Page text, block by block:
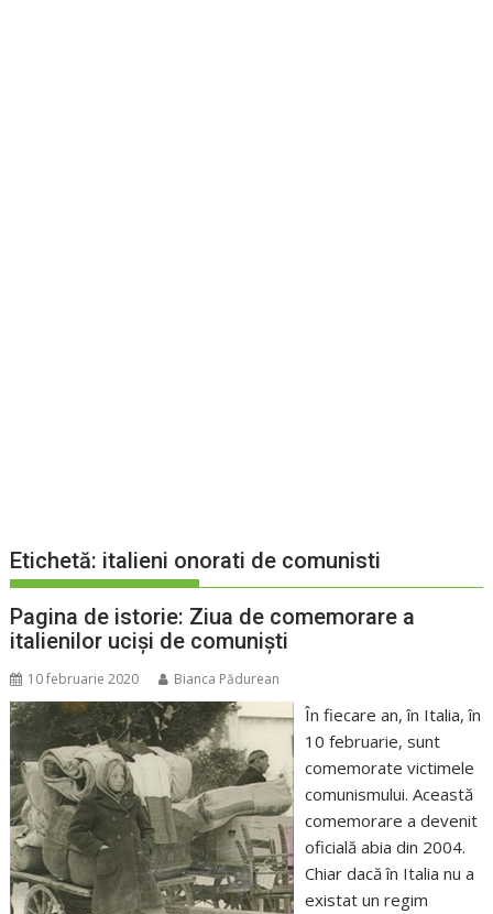
Etichetă: italieni onorati de comunisti
Pagina de istorie: Ziua de comemorare a
italienilor uciși de comuniști
10 februarie 2020 Bianca Pădurean
În fiecare an, în Italia, în
10 februarie, sunt
comemorate victimele
comunismului. Această
comemorare a devenit
oficială abia din 2004.
Chiar dacă în Italia nu a
existat un regim